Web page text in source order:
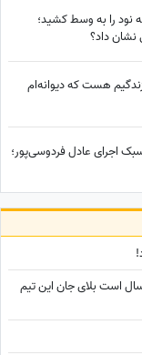
نود را به وسط کشید؛
داد؟
زندگیم هست که دیوانه‌ام
اجرای عادل فردوسی‌پور؛
است بلای جان این تیم